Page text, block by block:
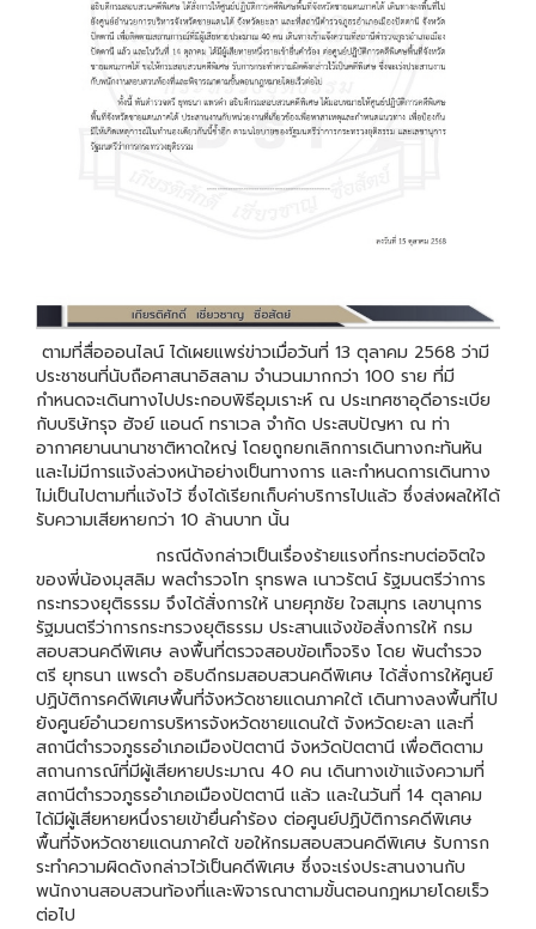
ตามที่สื่อออนไลน์ ได้เผยแพร่ข่าวเมื่อวันที่ 13 ตุลาคม 2568 ว่ามี
ประชาชนที่นับถือศาสนาอิสลาม จำนวนมากกว่า 100 ราย ที่มี
กำหนดจะเดินทางไปประกอบพิธีอุมเราะห์ ณ ประเทศซาอุดีอาระเบีย
กับบริษัทรุจ ฮัจย์ แอนด์ ทราเวล จำกัด ประสบปัญหา ณ ท่า
อากาศยานนานาชาติหาดใหญ่ โดยถูกยกเลิกการเดินทางกะทันหัน
และไม่มีการแจ้งล่วงหน้าอย่างเป็นทางการ และกำหนดการเดินทาง
ไม่เป็นไปตามที่แจ้งไว้ ซึ่งได้เรียกเก็บค่าบริการไปแล้ว ซึ่งส่งผลให้ได้
รับความเสียหายกว่า 10 ล้านบาท นั้น
กรณีดังกล่าวเป็นเรื่องร้ายแรงที่กระทบต่อจิตใจ
ของพี่น้องมุสลิม พลตำรวจโท รุทธพล เนาวรัตน์ รัฐมนตรีว่าการ
กระทรวงยุติธรรม จึงได้สั่งการให้ นายศุภชัย ใจสมุทร เลขานุการ
รัฐมนตรีว่าการกระทรวงยุติธรรม ประสานแจ้งข้อสั่งการให้ กรม
สอบสวนคดีพิเศษ ลงพื้นที่ตรวจสอบข้อเท็จจริง โดย พันตำรวจ
ตรี ยุทธนา แพรดำ อธิบดีกรมสอบสวนคดีพิเศษ ได้สั่งการให้ศูนย์
ปฏิบัติการคดีพิเศษพื้นที่จังหวัดชายแดนภาคใต้ เดินทางลงพื้นที่ไป
ยังศูนย์อำนวยการบริหารจังหวัดชายแดนใต้ จังหวัดยะลา และที่
สถานีตำรวจภูธรอำเภอเมืองปัตตานี จังหวัดปัตตานี เพื่อติดตาม
สถานการณ์ที่มีผู้เสียหายประมาณ 40 คน เดินทางเข้าแจ้งความที่
สถานีตำรวจภูธรอำเภอเมืองปัตตานี แล้ว และในวันที่ 14 ตุลาคม
ได้มีผู้เสียหายหนึ่งรายเข้ายื่นคำร้อง ต่อศูนย์ปฏิบัติการคดีพิเศษ
พื้นที่จังหวัดชายแดนภาคใต้ ขอให้กรมสอบสวนคดีพิเศษ รับการก
ระทำความผิดดังกล่าวไว้เป็นคดีพิเศษ ซึ่งจะเร่งประสานงานกับ
พนักงานสอบสวนท้องที่และพิจารณาตามขั้นตอนกฎหมายโดยเร็ว
ต่อไป